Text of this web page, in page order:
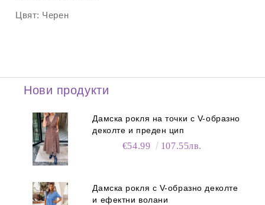
Цвят: Черен
Нови продукти
Дамска рокля на точки с V-образно
деколте и преден цип
€54.99 107.55лв.
Дамска рокля с V-образно деколте
и ефектни волани